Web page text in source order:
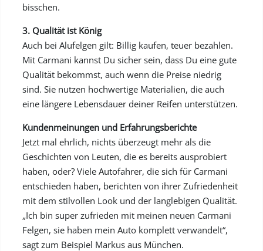
bisschen.
3. Qualität ist König
Auch bei Alufelgen gilt: Billig kaufen, teuer bezahlen.
Mit Carmani kannst Du sicher sein, dass Du eine gute
Qualität bekommst, auch wenn die Preise niedrig
sind. Sie nutzen hochwertige Materialien, die auch
eine längere Lebensdauer deiner Reifen unterstützen.
Kundenmeinungen und Erfahrungsberichte
Jetzt mal ehrlich, nichts überzeugt mehr als die
Geschichten von Leuten, die es bereits ausprobiert
haben, oder? Viele Autofahrer, die sich für Carmani
entschieden haben, berichten von ihrer Zufriedenheit
mit dem stilvollen Look und der langlebigen Qualität.
„Ich bin super zufrieden mit meinen neuen Carmani
Felgen, sie haben mein Auto komplett verwandelt“,
sagt zum Beispiel Markus aus München.